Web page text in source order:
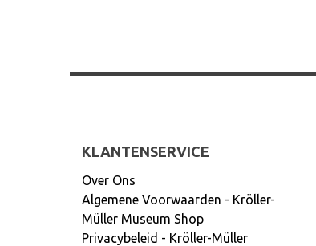
KLANTENSERVICE
Over Ons
Algemene Voorwaarden - Kröller-
Müller Museum Shop
Privacybeleid - Kröller-Müller